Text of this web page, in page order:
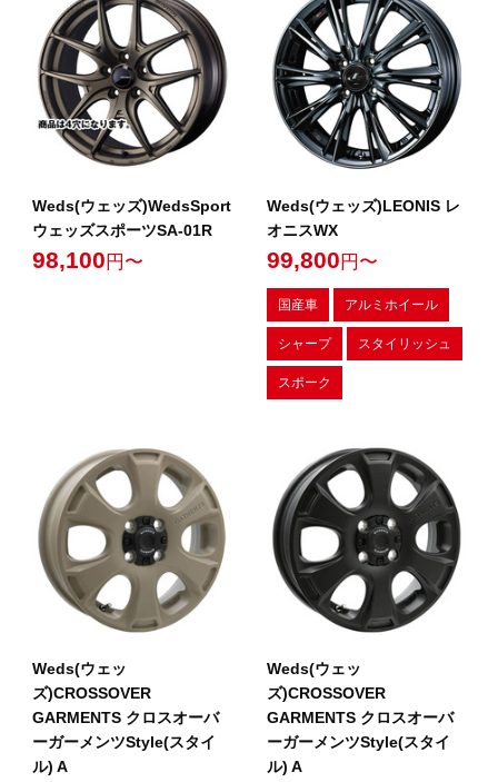
Weds(ウェッズ)WedsSport
ウェッズスポーツSA-01R
98,100 円〜
Weds(ウェッズ)LEONIS レ
オニスWX
99,800 円〜
国産車 アルミホイール
シャープ スタイリッシュ
スポーク
Weds(ウェッ
ズ)CROSSOVER
GARMENTS クロスオーバ
ーガーメンツStyle(スタイ
ル) A
Weds(ウェッ
ズ)CROSSOVER
GARMENTS クロスオーバ
ーガーメンツStyle(スタイ
ル) A